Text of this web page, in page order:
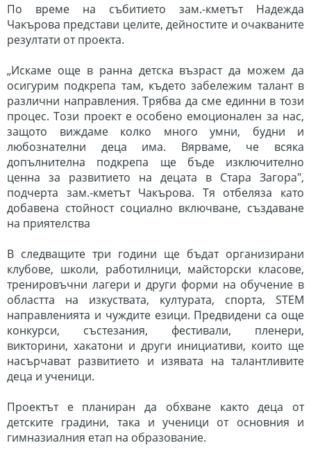
По време на събитието зам.-кметът Надежда
Чакърова представи целите, дейностите и очакваните
резултати от проекта.
„Искаме още в ранна детска възраст да можем да
осигурим подкрепа там, където забележим талант в
различни направления. Трябва да сме единни в този
процес. Този проект е особено емоционален за нас,
защото виждаме колко много умни, будни и
любознателни деца има. Вярваме, че всяка
допълнителна подкрепа ще бъде изключително
ценна за развитието на децата в Стара Загора",
подчерта зам.-кметът Чакърова. Тя отбеляза като
добавена стойност социално включване, създаване
на приятелства
В следващите три години ще бъдат организирани
клубове, школи, работилници, майсторски класове,
тренировъчни лагери и други форми на обучение в
областта на изкуствата, културата, спорта, STEM
направленията и чуждите езици. Предвидени са още
конкурси, състезания, фестивали, пленери,
викторини, хакатони и други инициативи, които ще
насърчават развитието и изявата на талантливите
деца и ученици.
Проектът е планиран да обхване както деца от
детските градини, така и ученици от основния и
гимназиалния етап на образование.